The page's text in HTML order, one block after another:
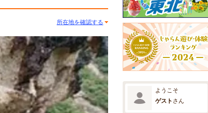
所在地を確認する
ようこそ
ゲスト さん